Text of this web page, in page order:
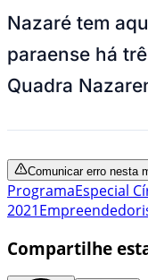
Nazaré tem
paraense há
Quadra
Comunicar erro nesta
ProgramaEspecial
2021
Compartilhe